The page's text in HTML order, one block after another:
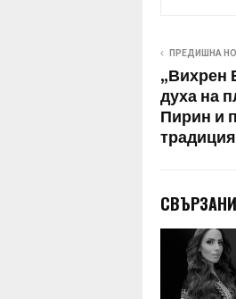
ПРЕДИШНА
„Вихрен
духа на
Пирин и
традиция